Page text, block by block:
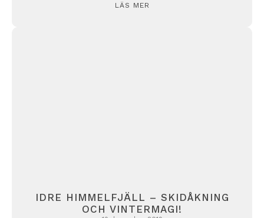
LÄS MER
IDRE HIMMELFJÄLL – SKIDÅKNING
OCH VINTERMAGI!